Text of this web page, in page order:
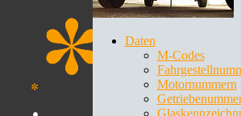
Daten
M-Codes
Motornummern